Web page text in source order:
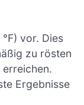
vor. Dies
zu rösten
Ergebnisse